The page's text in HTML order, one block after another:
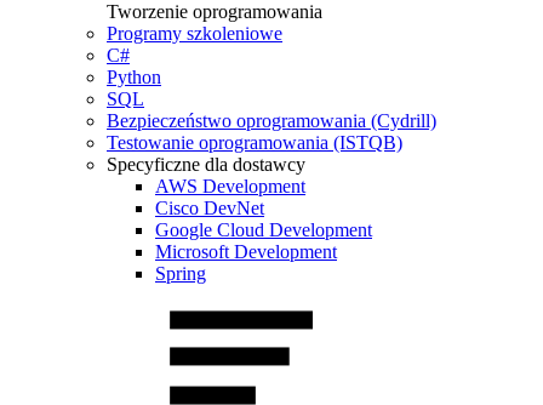
Tworzenie oprogramowania
Programy szkoleniowe
C#
Python
SQL
Bezpieczeństwo oprogramowania (Cydrill)
Testowanie oprogramowania (ISTQB)
Specyficzne dla dostawcy
AWS Development
Cisco DevNet
Google Cloud Development
Microsoft Development
Spring